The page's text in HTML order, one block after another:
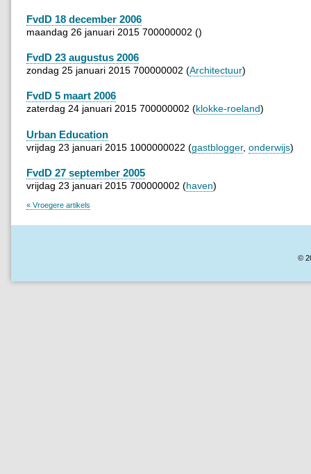
FvdD 18 december 2006
maandag 26 januari 2015 700000002 ()
FvdD 23 augustus 2006
zondag 25 januari 2015 700000002 (Architectuur)
FvdD 5 maart 2006
zaterdag 24 januari 2015 700000002 (klokke-roeland)
Urban Education
vrijdag 23 januari 2015 1000000022 (gastblogger, onderwijs)
FvdD 27 september 2005
vrijdag 23 januari 2015 700000002 (haven)
« Vroegere artikels
©